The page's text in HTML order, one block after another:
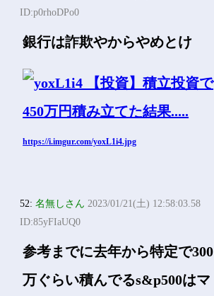
ID:p0rhoDPo0
銀行は詐欺やからやめとけ
https://i.imgur.com/yoxL1i4.jpg
52:名無しさん 2023/01/21(土) 12:58:03.58
ID:85yFIaUQ0
参考までに去年から特定で300
万ぐらい積んでるs&p500はマ